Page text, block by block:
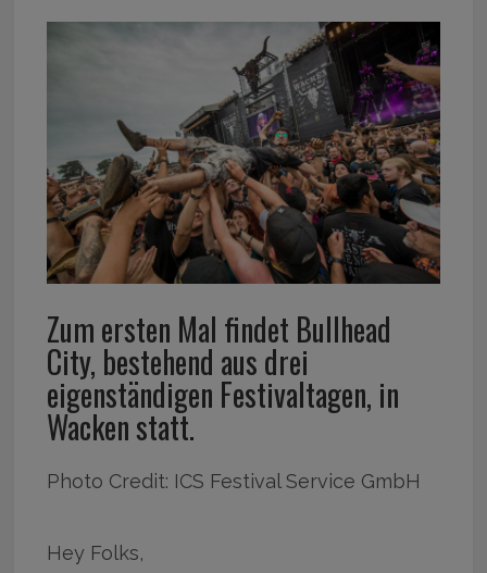
Zum ersten Mal findet Bullhead
City, bestehend aus drei
eigenständigen Festivaltagen, in
Wacken statt.
Photo Credit: ICS Festival Service GmbH
Hey Folks,